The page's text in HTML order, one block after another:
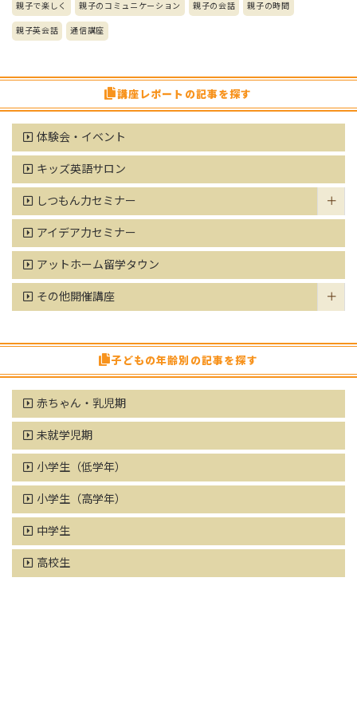
親子で楽しく 親子のコミュニケーション 親子の会話 親子の時間
親子英会話 通信講座
講座レポートの記事を探す
体験会・イベント
キッズ英語サロン
しつもん力セミナー
アイデア力セミナー
アットホーム留学タウン
その他開催講座
子どもの年齢別の記事を探す
赤ちゃん・乳児期
未就学児期
小学生（低学年）
小学生（高学年）
中学生
高校生